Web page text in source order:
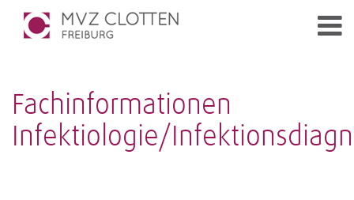
Fachinformationen
Infektiologie/